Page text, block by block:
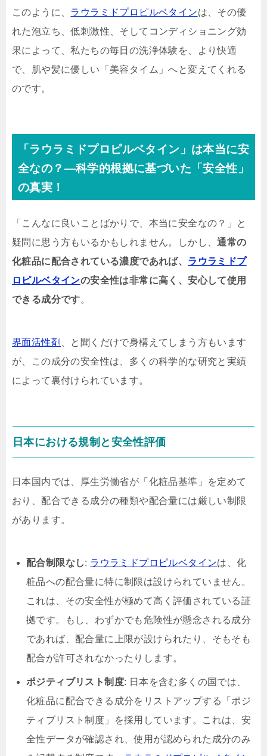
このように、 ラウラミドプロピルベタインは、その優
れた泡立ち、低刺激性、そしてコンディショニング効
果によって、私たちの毎日の洗浄体験を、より快適
で、肌や髪に優しい「美容タイム」へと変えてくれる
のです。
「ラウラミドプロピルベタイン」は本当に安
全なの？—科学的根拠に基づいた「安全性」
の真実！
「こんなに良いことばかりで、本当に安全なの？」と
疑問に思う方もいるかもしれません。しかし、通常の
化粧品に配合されている濃度であれば、 ラウラミドプ
ロピルベタインの安全性は非常に高く、安心して使用
できる成分です。
界面活性剤
、と聞くだけで身構えてしまう方もいます
が、この成分の安全性は、多くの科学的な研究と実績
によって裏付けられています。
日本における規制と安全性評価
日本国内では、厚生労働省が「化粧品基準」を定めて
おり、配合できる成分の種類や配合量には厳しい制限
があります。
配合制限なし: ラウラミドプロピルベタインは、化
粧品への配合量に特に制限は設けられていません。
これは、その安全性が極めて高く評価されている証
拠です。もし、わずかでも危険性が懸念される成分
であれば、配合量に上限が設けられたり、そもそも
配合が許可されなかったりします。
ポジティブリスト制度: 日本を含む多くの国では、
化粧品に配合できる成分をリストアップする「ポジ
ティブリスト制度」を採用しています。これは、安
全性データが確認され、使用が認められた成分のみ